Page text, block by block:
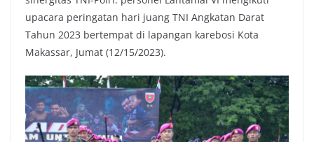
upacara peringatan hari juang TNI Angkatan Darat
Tahun 2023 bertempat di lapangan karebosi Kota
Makassar, Jumat (12/15/2023).